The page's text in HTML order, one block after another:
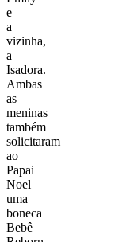
e
a
vizinha,
a
Isadora.
Ambas
as
meninas
também
solicitaram
ao
Papai
Noel
uma
boneca
Bebê